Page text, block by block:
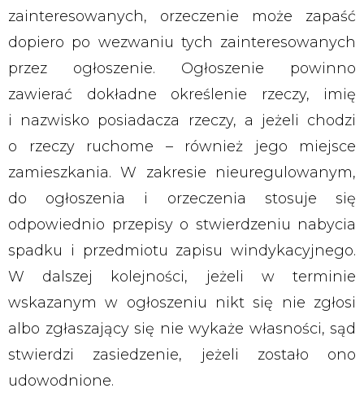
zainteresowanych, orzeczenie może zapaść
dopiero po wezwaniu tych zainteresowanych
przez ogłoszenie. Ogłoszenie powinno
zawierać dokładne określenie rzeczy, imię
i nazwisko posiadacza rzeczy, a jeżeli chodzi
o rzeczy ruchome – również jego miejsce
zamieszkania. W zakresie nieuregulowanym,
do ogłoszenia i orzeczenia stosuje się
odpowiednio przepisy o stwierdzeniu nabycia
spadku i przedmiotu zapisu windykacyjnego.
W dalszej kolejności, jeżeli w terminie
wskazanym w ogłoszeniu nikt się nie zgłosi
albo zgłaszający się nie wykaże własności, sąd
stwierdzi zasiedzenie, jeżeli zostało ono
udowodnione.